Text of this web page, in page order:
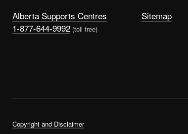
Alberta Supports Centres
1-877-644-9992 (toll free)
Sitemap
Copyright and Disclaimer